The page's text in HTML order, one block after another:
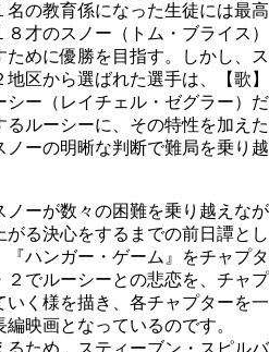
名の教育係になった生徒には最高
才のスノー（トム・ブライス）
めに優勝を目指す。しかし、ス
区から選ばれた選手は、【歌】
シー（レイチェル・ゼグラー）だ
ルーシーに、その特性を加えた
ーの明晰な判断で難局を乗り越
ノーが数々の困難を乗り越えなが
る決心をするまでの前日譚とし
ハンガー・ゲーム』をチャプタ
２でルーシーとの悲恋を、チャプ
いく様を描き、各チャプターを一
映画となっているのです。